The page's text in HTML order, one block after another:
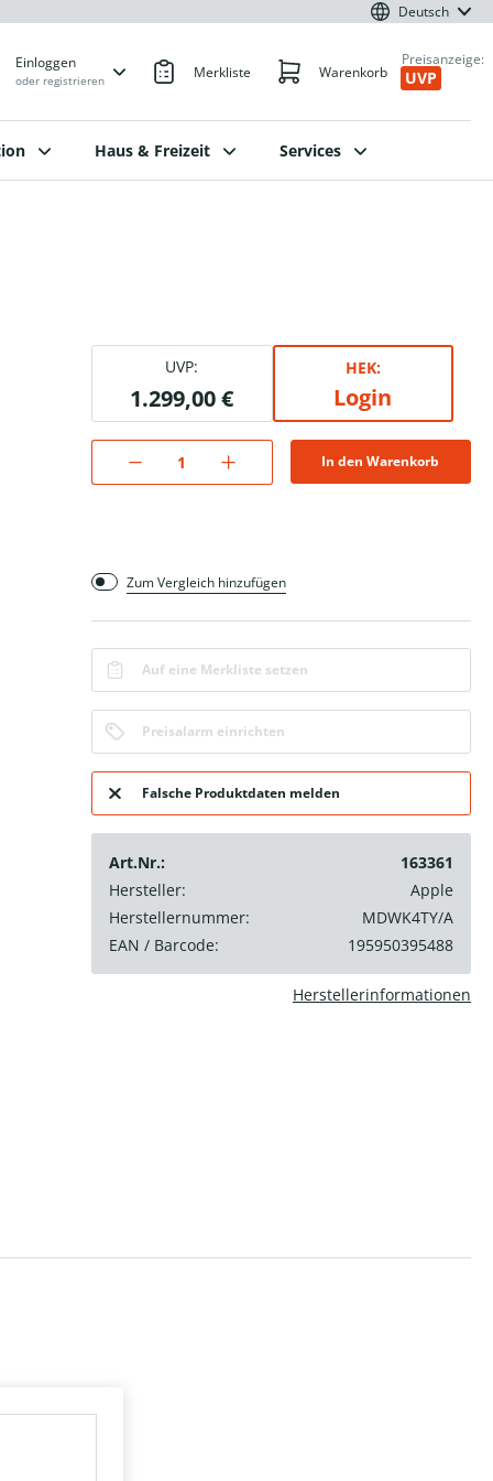
Deutsch
Einloggen
oder registrieren Merkliste Warenkorb
Preisanzeige:
UVP
Haus & Freizeit Services
UVP:
1.299,00 €
HEK:
Login
In den Warenkorb
Zum Vergleich hinzufügen
Auf eine Merkliste setzen
Preisalarm einrichten
Falsche Produktdaten melden
Art.Nr.:
163361
Hersteller:
Apple
Herstellernummer:
MDWK4TY/A
EAN / Barcode:
195950395488
Herstellerinformationen